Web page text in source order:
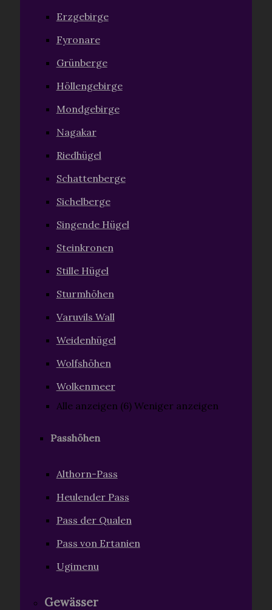
Erzgebirge
Fyronare
Grünberge
Höllengebirge
Mondgebirge
Nagakar
Riedhügel
Schattenberge
Sichelberge
Singende Hügel
Steinkronen
Stille Hügel
Sturmhöhen
Varuvils Wall
Weidenhügel
Wolfshöhen
Wolkenmeer
Alle anzeigen (6) Weniger anzeigen
Passhöhen
Althorn-Pass
Heulender Pass
Pass der Qualen
Pass von Ertanien
Ugimenu
Gewässer